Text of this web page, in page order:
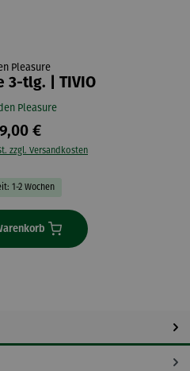
Pleasure
3-tlg. | TIVIO
€
zzgl. Versandkosten
1-2 Wochen